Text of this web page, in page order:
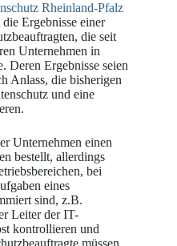
Rheinland-Pfalz
Ergebnisse einer
die seit
Unternehmen in
Deren Ergebnisse seien
Anlass, die bisherigen
und eine
Unternehmen einen
bestellt, allerdings
bei
eines
sind, z.B.
Leiter der IT-
kontrollieren und